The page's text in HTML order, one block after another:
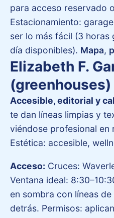
para acceso reservado
Estacionamiento:
ser lo más fácil (3
día disponibles). Mapa,
Elizabeth F.
(greenhouses)
Accesible, editorial y
te dan líneas limpias y
viéndose profesional
Estética: accesible,
Acceso: Cruces:
Ventana ideal:
en sombra con líneas
detrás. Permisos: